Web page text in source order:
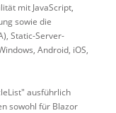
mit JavaScript,
sowie die
Static-Server-
Android, iOS,
ausführlich
sowohl für Blazor